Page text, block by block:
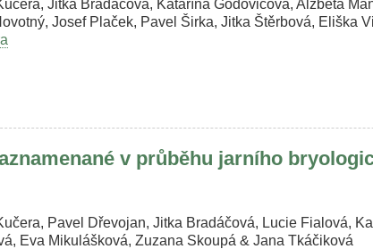
Jitka Bradáčová, Katarína Godovičová, Alžběta
Josef Plaček, Pavel Širka, Jitka Štěrbová, Eliška
v průběhu jarního
Pavel Dřevojan, Jitka Bradáčová, Lucie Fialová,
Eva Mikulášková, Zuzana Skoupá & Jana Tkáčiková